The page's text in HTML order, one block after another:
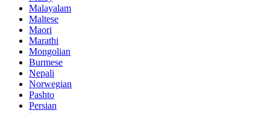
Malayalam
Maltese
Maori
Marathi
Mongolian
Burmese
Nepali
Norwegian
Pashto
Persian